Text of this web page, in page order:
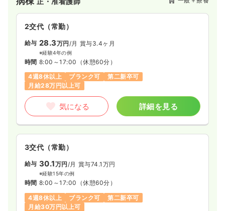
2交代（常勤）
給与 28.3万円 /月 賞与3.4ヶ月
※経験4年の例
時間 8:00～17:00 （休憩60分）
4週8休以上
ブランク可
第二新卒可
月給28万円以上可
気になる 詳細を見る
3交代（常勤）
給与 30.1万円/月 賞与74.1万円
※経験15年の例
時間 8:00～17:00 （休憩60分）
4週8休以上
ブランク可
第二新卒可
月給30万円以上可